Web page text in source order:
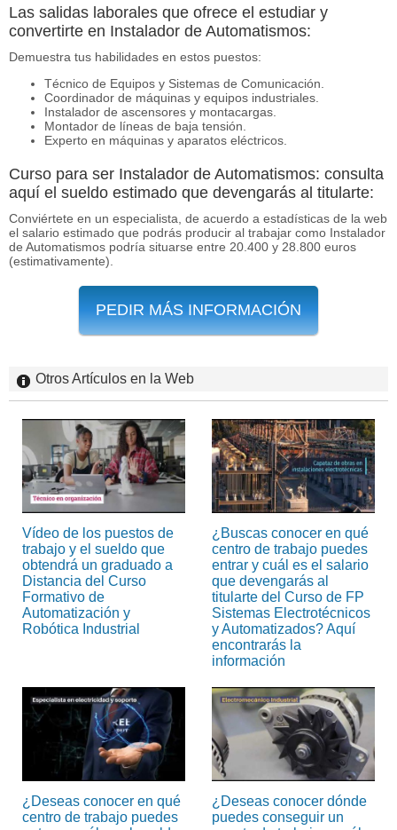
Las salidas laborales que ofrece el estudiar y
convertirte en Instalador de Automatismos:
Demuestra tus habilidades en estos puestos:
Técnico de Equipos y Sistemas de Comunicación.
Coordinador de máquinas y equipos industriales.
Instalador de ascensores y montacargas.
Montador de líneas de baja tensión.
Experto en máquinas y aparatos eléctricos.
Curso para ser Instalador de Automatismos: consulta
aquí el sueldo estimado que devengarás al titularte:
Conviértete en un especialista, de acuerdo a estadísticas de la web
el salario estimado que podrás producir al trabajar como Instalador
de Automatismos podría situarse entre 20.400 y 28.800 euros
(estimativamente).
PEDIR MÁS INFORMACIÓN
Otros Artículos en la Web
Vídeo de los puestos de
trabajo y el sueldo que
obtendrá un graduado a
Distancia del Curso
Formativo de
Automatización y
Robótica Industrial
¿Buscas conocer en qué
centro de trabajo puedes
entrar y cuál es el salario
que devengarás al
titularte del Curso de FP
Sistemas Electrotécnicos
y Automatizados? Aquí
encontrarás la
información
¿Deseas conocer en qué
centro de trabajo puedes
¿Deseas conocer dónde
puedes conseguir un